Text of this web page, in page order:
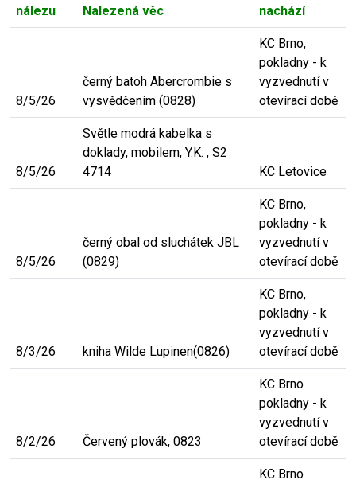
nálezu
Nalezená věc
nachází
8/5/26
černý batoh Abercrombie s
vysvědčením (0828)
KC Brno,
pokladny - k
vyzvednutí v
otevírací době
8/5/26
Světle modrá kabelka s
doklady, mobilem, Y.K. , S2
4714
KC Letovice
8/5/26
černý obal od sluchátek JBL
(0829)
KC Brno,
pokladny - k
vyzvednutí v
otevírací době
8/3/26 kniha Wilde Lupinen(0826)
KC Brno,
pokladny - k
vyzvednutí v
otevírací době
8/2/26 Červený plovák, 0823
KC Brno
pokladny - k
vyzvednutí v
otevírací době
KC Brno